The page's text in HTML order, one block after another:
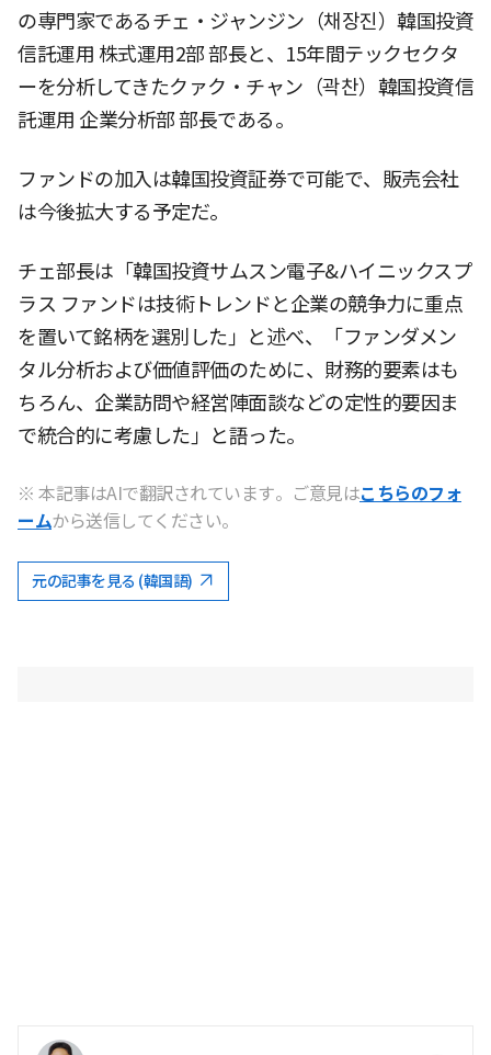
の専門家であるチェ・ジャンジン（채장진）韓国投資
信託運用 株式運用2部 部長と、15年間テックセクタ
ーを分析してきたクァク・チャン（곽찬）韓国投資信
託運用 企業分析部 部長である。
ファンドの加入は韓国投資証券で可能で、販売会社
は今後拡大する予定だ。
チェ部長は「韓国投資サムスン電子&ハイニックスプ
ラス ファンドは技術トレンドと企業の競争力に重点
を置いて銘柄を選別した」と述べ、「ファンダメン
タル分析および価値評価のために、財務的要素はも
ちろん、企業訪問や経営陣面談などの定性的要因ま
で統合的に考慮した」と語った。
※ 本記事はAIで翻訳されています。ご意見はこちらのフォ
ームから送信してください。
元の記事を見る (韓国語)